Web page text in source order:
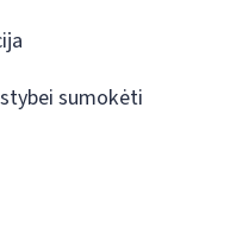
sumokėti